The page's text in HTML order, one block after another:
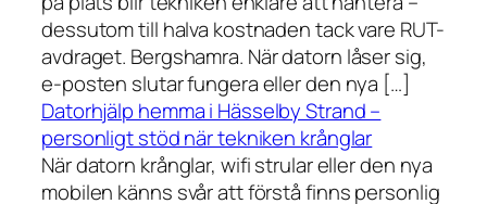
dessutom till halva kostnaden tack vare RUT-
avdraget. Bergshamra. När datorn låser sig,
e-posten slutar fungera eller den nya […]
Datorhjälp hemma i Hässelby Strand –
personligt stöd när tekniken krånglar
När datorn krånglar, wifi strular eller den nya
mobilen känns svår att förstå finns personlig